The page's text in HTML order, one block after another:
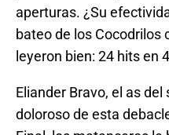
aperturas. ¿Su
bateo de los Cocodrilos
leyeron bien: 24 hits en
Eliander Bravo, el as
doloroso de esta